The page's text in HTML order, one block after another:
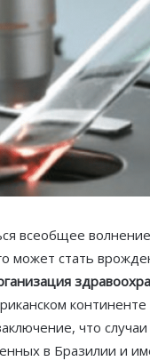
всеобщее
может стать
что
в Бразилии и